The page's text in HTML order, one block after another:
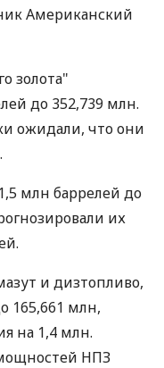
Американский
золота"
до 352,739 млн.
ожидали, что они
млн баррелей до
их
и дизтопливо,
165,661 млн,
на 1,4 млн.
НПЗ